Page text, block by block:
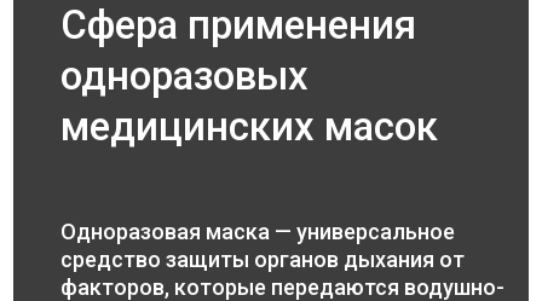
Сфера применения
одноразовых
медицинских масок
Одноразовая маска — универсальное
средство защиты органов дыхания от
факторов, которые передаются водушно-